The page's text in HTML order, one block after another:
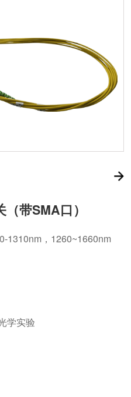
带SMA口）
1310nm，1260~1660nm
学实验